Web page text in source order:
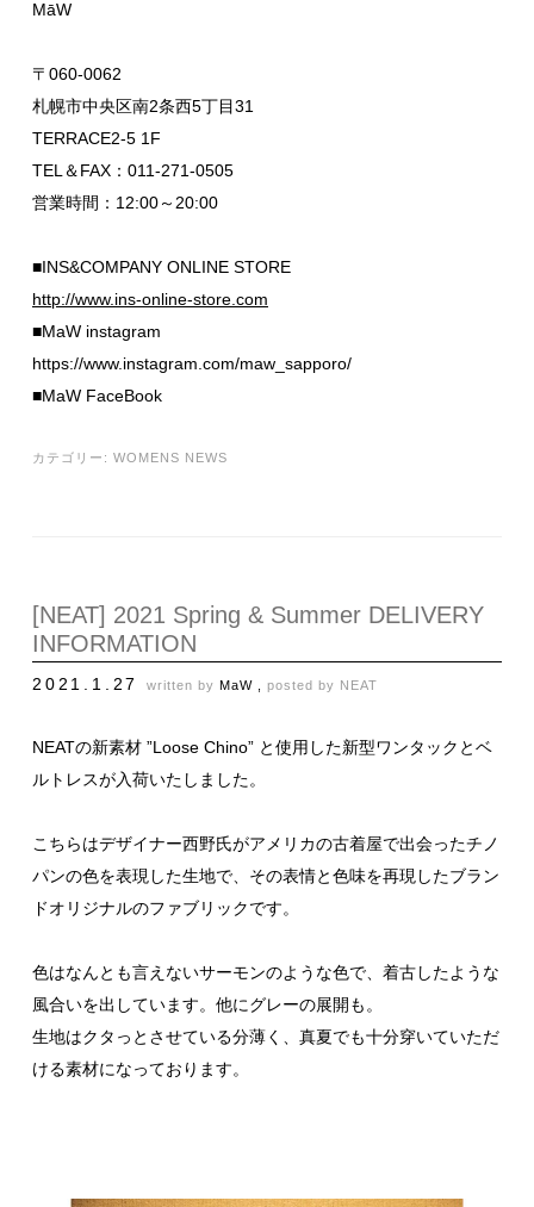
MāW
〒060-0062
札幌市中央区南2条西5丁目31
TERRACE2-5 1F
TEL＆FAX：011-271-0505
営業時間：12:00～20:00
■INS&COMPANY ONLINE STORE
http://www.ins-online-store.com
■MaW instagram
https://www.instagram.com/maw_sapporo/
■MaW FaceBook
カテゴリー: WOMENS NEWS
[NEAT] 2021 Spring & Summer DELIVERY
INFORMATION
2021.1.27 written by MaW , posted by NEAT
NEATの新素材 ”Loose Chino” と使用した新型ワンタックとベ
ルトレスが入荷いたしました。
こちらはデザイナー西野氏がアメリカの古着屋で出会ったチノ
パンの色を表現した生地で、その表情と色味を再現したブラン
ドオリジナルのファブリックです。
色はなんとも言えないサーモンのような色で、着古したような
風合いを出しています。他にグレーの展開も。
生地はクタっとさせている分薄く、真夏でも十分穿いていただ
ける素材になっております。